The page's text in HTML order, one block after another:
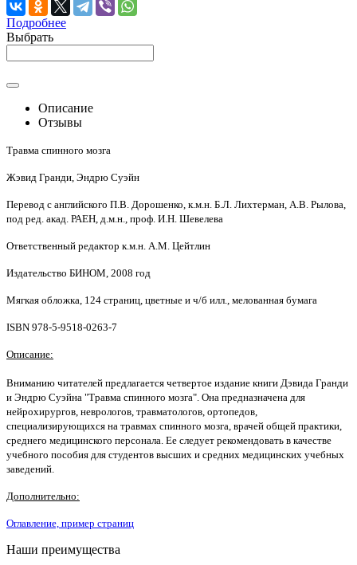
Подробнее
Выбрать
Описание
Отзывы
Травма спинного мозга
Жэвид Гранди, Эндрю Суэйн
Перевод с английского П.В. Дорошенко, к.м.н. Б.Л. Лихтерман, А.В. Рылова,
под ред. акад. РАЕН, д.м.н., проф. И.Н. Шевелева
Ответственный редактор к.м.н. А.М. Цейтлин
Издательство БИНОМ, 2008 год
Мягкая обложка, 124 страниц, цветные и ч/б илл., мелованная бумага
ISBN 978-5-9518-0263-7
Описание:
Вниманию читателей предлагается четвертое издание книги Дэвида Гранди
и Эндрю Суэйна "Травма спинного мозга". Она предназначена для
нейрохирургов, неврологов, травматологов, ортопедов,
специализирующихся на травмах спинного мозга, врачей общей практики,
среднего медицинского персонала. Ее следует рекомендовать в качестве
учебного пособия для студентов высших и средних медицинских учебных
заведений.
Дополнительно:
Оглавление, пример страниц
Наши преимущества